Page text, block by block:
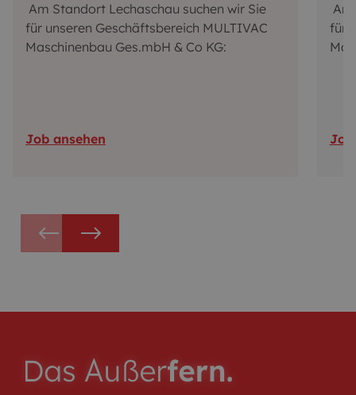
Am Standort Lechaschau suchen wir Sie
für unseren Geschäftsbereich MULTIVAC
Maschinenbau Ges.mbH & Co KG:
Job ansehen
Am
für
Job